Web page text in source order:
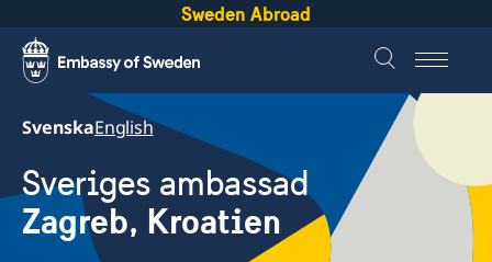
Sweden Abroad
SvenskaEnglish
Sveriges ambassad
Zagreb, Kroatien